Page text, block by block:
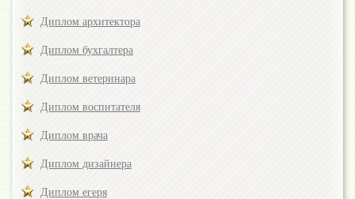
Диплом архитектора
Диплом бухгалтера
Диплом ветеринара
Диплом воспитателя
Диплом врача
Диплом дизайнера
Диплом егеря